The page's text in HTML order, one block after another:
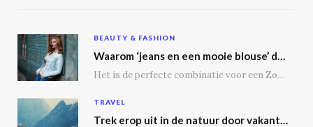
BEAUTY & FASHION
Waarom ‘jeans en een mooie blouse’ dé outfit is
Het is de perfecte combinatie voor een Zoomgesprek, lunchdate of een dagje shoppen. Bij een…
TRAVEL
Trek erop uit in de natuur door vakantie te vieren op een camping